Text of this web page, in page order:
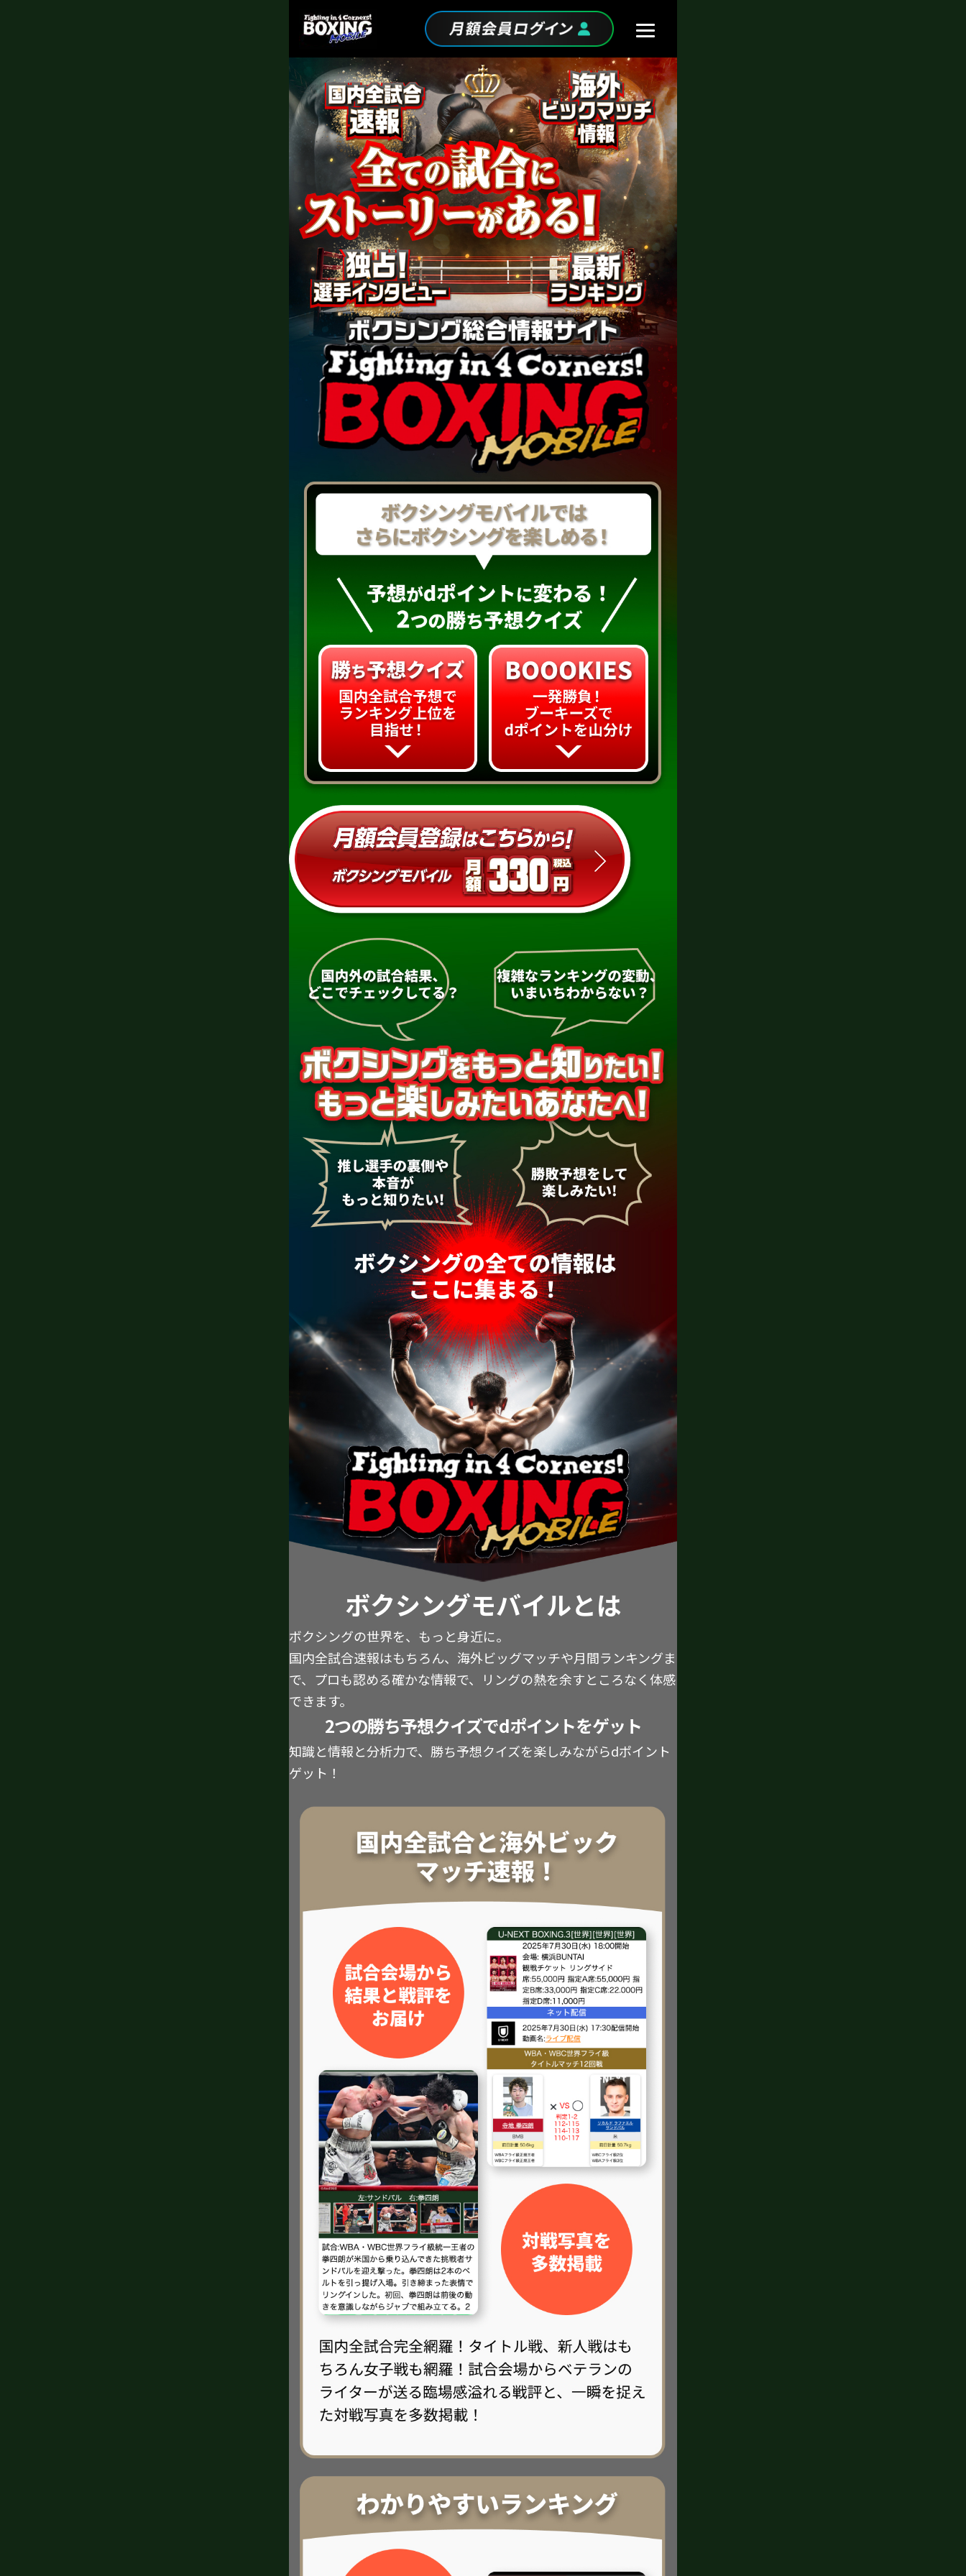
ボクシングモバイルとは
ボクシングの世界を、もっと身近に。
国内全試合速報はもちろん、海外ビッグマッチや月間ランキングま
で、プロも認める確かな情報で、リングの熱を余すところなく体感
できます。
2つの勝ち予想クイズでdポイントをゲット
知識と情報と分析力で、勝ち予想クイズを楽しみながらdポイント
ゲット！